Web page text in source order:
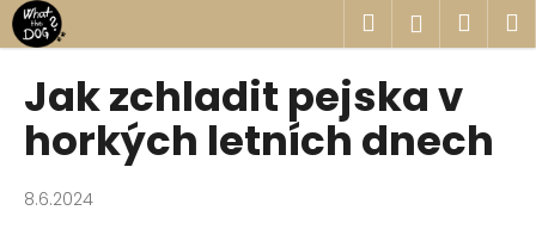
Přejít
na
obsah
Hledat
Jak zchladit pejska v
horkých letních dnech
8.6.2024
K
o
C
o
p